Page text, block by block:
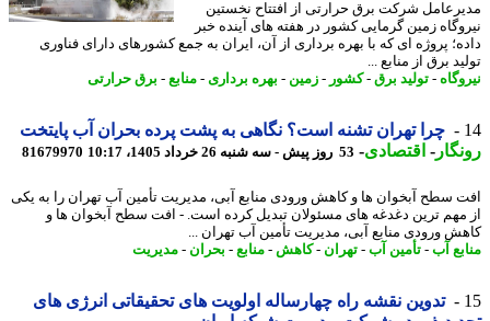
شرکت برق حرارتی از افتتاح نخستین
زمین گرمایی کشور در هفته های آینده خبر
پروژه ای که با بهره برداری از آن، ایران به جمع کشورهای دارای فناوری
برق از منابع ...
-تولید برق - کشور-زمین -بهره برداری- منابع-برق حرارتی
چرا تهران تشنه است؟ نگاهی به پشت پرده بحران آب پایتخت
-اقتصادی-53 روز پیش - سه شنبه 26 خرداد 1405، 10:17 81679970
سطح آبخوان ها و کاهش ورودی منابع آبی، مدیریت تأمین آب تهران را به یکی
ترین دغدغه های مسئولان تبدیل کرده است. - افت سطح آبخوان ها و
ورودی منابع آبی، مدیریت تأمین آب تهران ...
آب- تأمین آب- تهران- کاهش-منابع-بحران- مدیریت
تدوین نقشه راه چهارساله اولویت های تحقیقاتی انرژی های